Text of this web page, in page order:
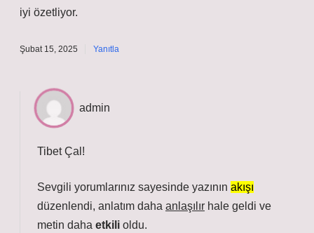
iyi özetliyor.
Şubat 15, 2025 Yanıtla
admin
Tibet Çal!
Sevgili yorumlarınız sayesinde yazının akışı
düzenlendi, anlatım daha anlaşılır hale geldi ve
metin daha etkili oldu.